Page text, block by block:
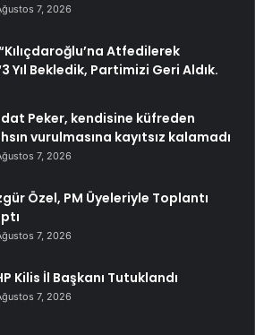
7, 2026
Atfedilerek
Yıl Bekledik, Partimizi Geri Aldık.
Peker, kendisine küfreden
vurulmasına kayıtsız kalamadı
7, 2026
Özel, PM Üyeleriyle Toplantı
7, 2026
Kilis İl Başkanı Tutuklandı
7, 2026